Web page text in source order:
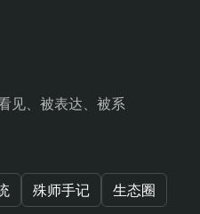
见、被表达、被系
殊师手记 生态圈